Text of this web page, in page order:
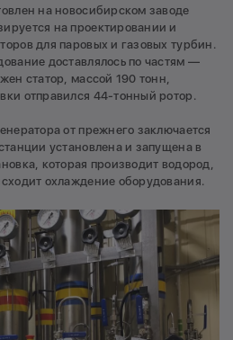
на новосибирском заводе
на проектировании и
для паровых и газовых турбин.
доставлялось по частям —
статор, массой 190 тонн,
отправился 44-тонный ротор.
от прежнего заключается
установлена и запущена в
которая производит водород,
охлаждение оборудования.